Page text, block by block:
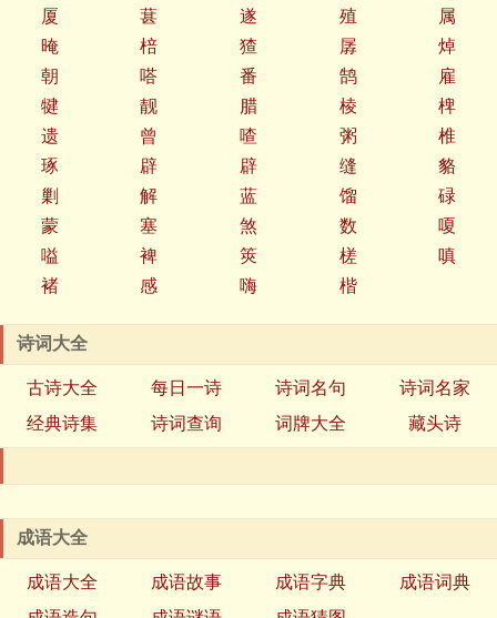
厦
葚 遂 殖
属
晻
棓 猹 孱
焯
朝
嗒 番 鹄
雇
犍
靓 腊 棱
椑
遗
曾 喳 粥
椎
琢
辟 辟 缝
貉
剿
解 蓝 馏
碌
蒙
塞 煞 数
嗄
嗌
裨 筴 槎
嗔
褚
感 嗨 楷
诗词大全
古诗大全 每日一诗 诗词名句
诗词名家
经典诗集
诗词查询 词牌大全 藏头诗
成语大全
成语大全 成语故事 成语字典
成语词典